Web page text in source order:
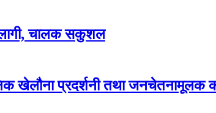
चालक सकुशल
खेलौना प्रदर्शनी तथा जनचेतनामूलक